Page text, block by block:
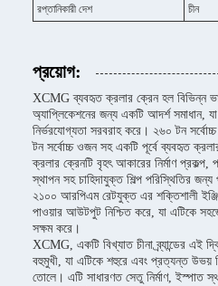
রপ্তানিকারী দেশ চীন
প্রয়োগ:
XCMG ব্যবহৃত ক্রলার ক্রেন হল বিভিন্ন
অ্যাপ্লিকেশনের জন্য একটি আদর্শ সমাধান, যা
নির্ভরযোগ্যতা সরবরাহ করে। ২৬০ টন
টন সর্বোচ্চ ওজন সহ একটি পূর্বে ব্যবহৃত
ক্রলার ক্রেনটি বৃহৎ আকারের নির্মাণ প্রকল্প,
স্থাপন সহ চাহিদাযুক্ত শিল্প পরিস্থিতির
২১০০ আরপিএম রেটযুক্ত এর শক্তিশালী
পাওয়ার আউটপুট নিশ্চিত করে, যা এটিকে
সক্ষম করে।
XCMG, একটি বিখ্যাত চীনা ব্র্যান্ডের এই
বহুমুখী, যা এটিকে শহুরে এবং প্রত্যন্ত উভয়
তোলে। এটি সাধারণত সেতু নির্মাণ, ইস্পাত